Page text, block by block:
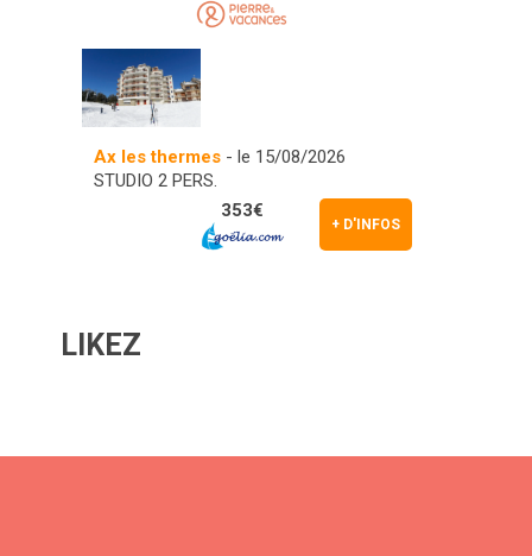
Ax les thermes- le 15/08/2026
STUDIO 2 PERS.
+ D'INFOS
353€
LIKEZ